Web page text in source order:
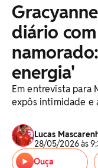
diário
energia'
Em entrevista para
expôs intimidade e
Lucas
28/05/2026 às
Ouça